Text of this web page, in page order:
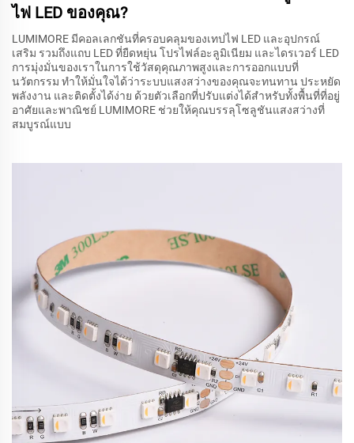
ไฟ LED ของคุณ?
LUMIMORE มีคอลเลกชันที่ครอบคลุมของเทปไฟ LED และอุปกรณ์
เสริม รวมถึงแถบ LED ที่ยืดหยุ่น โปรไฟล์อะลูมิเนียม และไดรเวอร์ LED
การมุ่งมั่นของเราในการใช้วัสดุคุณภาพสูงและการออกแบบที่
นวัตกรรม ทำให้มั่นใจได้ว่าระบบแสงสว่างของคุณจะทนทาน ประหยัด
พลังงาน และติดตั้งได้ง่าย ด้วยตัวเลือกที่ปรับแต่งได้สำหรับทั้งพื้นที่ที่อยู่
อาศัยและพาณิชย์ LUMIMORE ช่วยให้คุณบรรลุโซลูชันแสงสว่างที่
สมบูรณ์แบบ